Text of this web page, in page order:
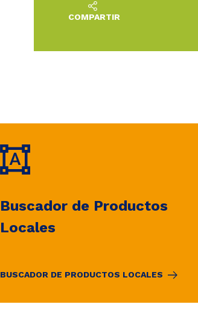
COMPARTIR
Buscador de Productos
Locales
BUSCADOR DE PRODUCTOS LOCALES